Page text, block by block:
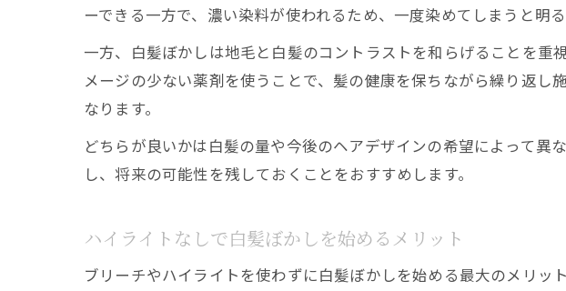
ーできる一方で、濃い染料が使われるため、一度染めてしまうと明
一方、白髪ぼかしは地毛と白髪のコントラストを和らげることを
メージの少ない薬剤を使うことで、髪の健康を保ちながら繰り返
なります。
どちらが良いかは白髪の量や今後のヘアデザインの希望によって
し、将来の可能性を残しておくことをおすすめします。
ハイライトなしで白髪ぼかしを始めるメリット
ブリーチやハイライトを使わずに白髪ぼかしを始める最大のメリ